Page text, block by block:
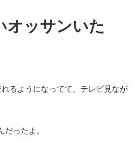
オッサンいた
るようになってて、テレビ見なが
だったよ。